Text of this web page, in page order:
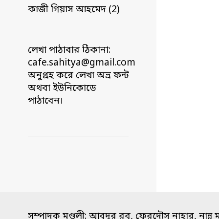
কাজী গিয়াস আহমেদ (2)
লেখা পাঠাবার ঠিকানা:
cafe.sahitya@gmail.com
অনুগ্রহ করে লেখা অভ্র ফন্ট
অথবা ইউনিকোডে
পাঠাবেন।